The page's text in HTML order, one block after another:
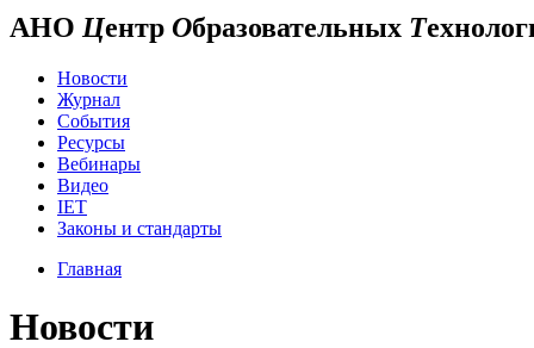
АНО Центр Образовательных Т
Новости
Журнал
События
Ресурсы
Вебинары
Видео
IET
Законы и стандарты
Главная
Новости